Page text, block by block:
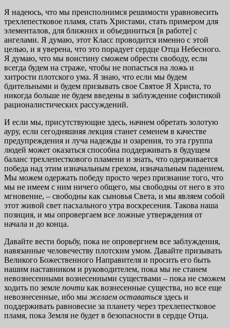
Я надеюсь, что мы преисполнимся решимости уравновесить
трехлепестковое пламя, стать Христами, стать примером для
элементалов, для ближних и объединиться [в работе] с
ангелами. Я думаю, этот Класс проводится именно с этой
целью, и я уверена, что это порадует сердце Отца Небесного.
Я думаю, что мы воистину сможем обрести свободу, если
всегда будем на страже, чтобы не попасться на ложь и
хитрости плотского ума. Я знаю, что если мы будем
бдительными и будем призывать свое Святое Я Христа, то
никогда больше не будем введены в заблуждение софистикой
рационалистических рассуждений.
И если мы, присутствующие здесь, начнем обретать золотую
ауру, если сегодняшняя лекция станет семенем в качестве
предупреждения и луча надежды и озарения, то эта группа
людей может оказаться способна поддерживать в будущем
баланс трехлепесткового пламени и знать, что одерживается
победа над этим изначальным грехом, изначальным падением.
Мы можем одержать победу просто через признание того, что
мы не имеем с ним ничего общего, мы свободны от него в это
мгновение, – свободны как сыновья Света, и мы являем собой
этот живой свет пасхального утра воскресения. Такова наша
позиция, и мы опровергаем все ложные утверждения от
начала и до конца.
Давайте вести борьбу, пока не опровергнем все заблуждения,
навязанные человечеству плотским умом. Давайте призывать
Великого Божественного Направителя и просить его быть
нашим наставником и руководителем, пока мы не станем
невознесенными вознесенными существами – пока не сможем
ходить по земле почти как вознесенные существа, но все еще
невознесенные, ибо мы желаем оставаться здесь и
поддерживать равновесие за планету через трехлепестковое
пламя, пока Земля не будет в безопасности в сердце Отца.